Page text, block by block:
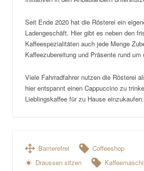
Seit Ende 2020 hat die Rösterei ein
Ladengeschäft. Hier gibt es neben den
Kaffeespezialitäten auch jede Menge
Kaffeezubereitung und Präsente rund um
Viele Fahrradfahrer nutzen die Rösterei
hier entspannt einen Cappuccino zu
Lieblingskaffee für zu Hause einzukaufen.
Barrierefrei
Coffeeshop
Draussen sitzen